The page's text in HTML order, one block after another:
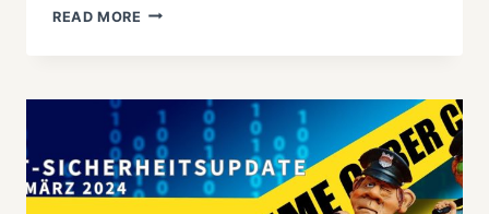
READ MORE FROSTYGOOP
AUSWIRKUNGEN
UND
SCHUTZMASSNAHMEN